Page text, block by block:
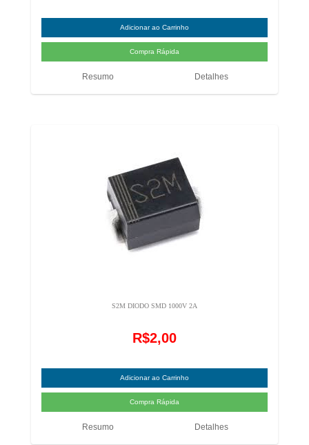
Resumo Detalhes
S2M DIODO SMD 1000V 2A
R$2,00
Resumo Detalhes